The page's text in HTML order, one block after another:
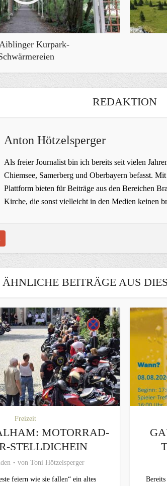
Kurpark-
REDAKTION
Anton Hötzelsperger
Als freier Journalist bin ich bereits seit vielen
Chiemsee, Samerberg und Oberbayern befasst.
Plattform bieten für Beiträge aus den Bereichen
Kirche, die sonst vielleicht in den Medien keinen
ÄHNLICHE BEITRÄGE AUS
Freizeit
MOTORRAD-
STELLDICHEIN
von Toni Hötzelsperger
feiern wie sie fallen“ ein altes